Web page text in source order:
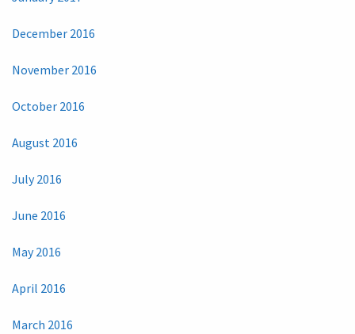
December 2016
November 2016
October 2016
August 2016
July 2016
June 2016
May 2016
April 2016
March 2016